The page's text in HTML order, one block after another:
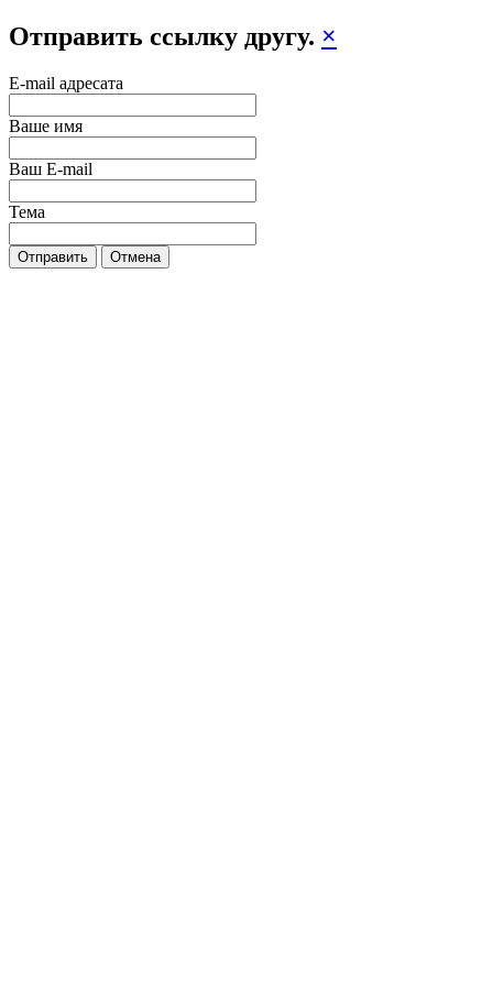
Отправить ссылку другу. ×
E-mail адресата
Ваше имя
Ваш E-mail
Тема
Отправить Отмена